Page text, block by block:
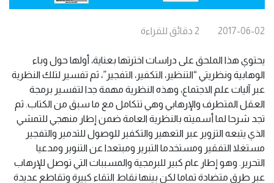
2017-06-02
2 دقائق للقراءة
يحتوي هذا الملحق على دراسات اخترتها بعناية، أولها حول وباء
الوهابية ونظريتي “التنظير، التكفير، التفجير”، ثم تفسير لتلك النظرية
عبر آليات علم الاجتماع، وهذه النظرية مهمة جدا لتفسير برمجة
العقل المتطرف والإرهابي وهي تتكامل مع ما سبق من الكتاب. ثم
تجد شرحا لما أسميته بالنظرية العامة ضمن إطار منهجي للتمشي
الذي يتبعه التزوير عبر التعهير والتكفير للوصول للتدمير والتفجير
مستغلا التفقير ومستخدما التبرير ومبتعدا عن التنوير ومدعيا
التحرير. وهو إطار عام كبير للبرمجية والمسببات التي توصل للإرهاب
عبر طرق متضادة تماما لكن بينها نقاط التقاء كبيرة وتقاطع عديدة